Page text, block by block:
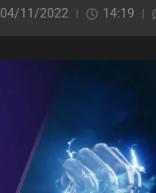
04/11/2022 14:19